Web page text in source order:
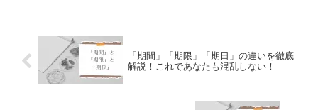
「期間」「期限」「期日」の違いを徹底
解説！これであなたも混乱しない！